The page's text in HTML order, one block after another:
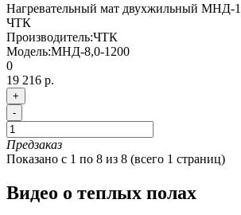
Нагревательный мат двухжильный МНД-
ЧТК
Производитель:ЧТК
Модель:МНД-8,0-1200
0
19 216 р.
+
-
Предзаказ
Показано с 1 по 8 из 8 (всего 1 страниц)
Видео о теплых полах